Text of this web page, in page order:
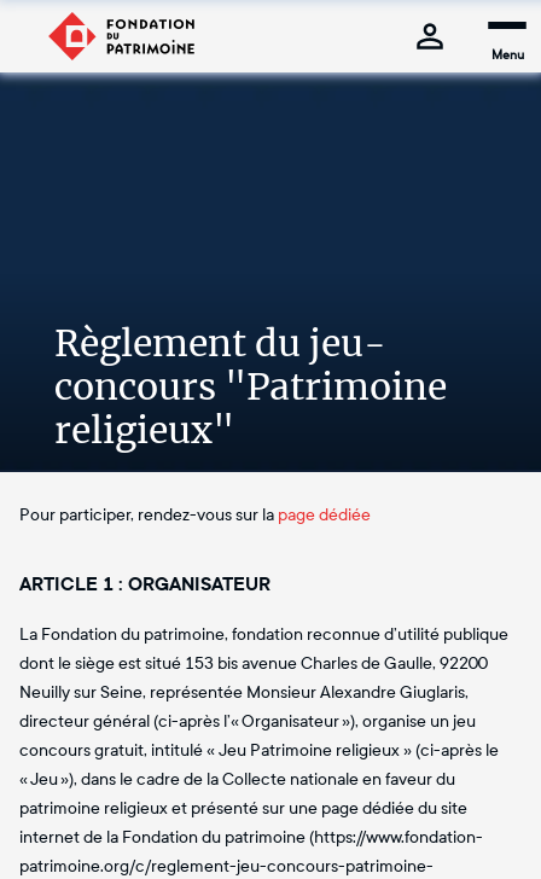
Menu
Règlement du jeu-
concours "Patrimoine
religieux"
Pour participer, rendez-vous sur la page dédiée
ARTICLE 1 : ORGANISATEUR
La Fondation du patrimoine, fondation reconnue d’utilité publique
dont le siège est situé 153 bis avenue Charles de Gaulle, 92200
Neuilly sur Seine, représentée Monsieur Alexandre Giuglaris,
directeur général (ci-après l’« Organisateur »), organise un jeu
concours gratuit, intitulé « Jeu Patrimoine religieux » (ci-après le
« Jeu »), dans le cadre de la Collecte nationale en faveur du
patrimoine religieux et présenté sur une page dédiée du site
internet de la Fondation du patrimoine (https://www.fondation-
patrimoine.org/c/reglement-jeu-concours-patrimoine-